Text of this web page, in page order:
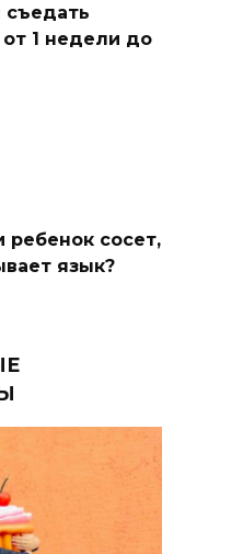
1 недели до
ребенок сосет,
язык?